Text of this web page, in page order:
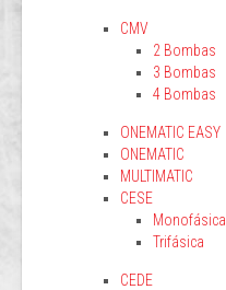
CMV
2 Bombas
3 Bombas
4 Bombas
ONEMATIC EASY
ONEMATIC
MULTIMATIC
CESE
Monofásica
Trifásica
CEDE